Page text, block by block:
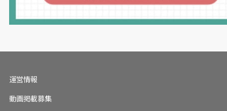
運営情報
動画掲載募集